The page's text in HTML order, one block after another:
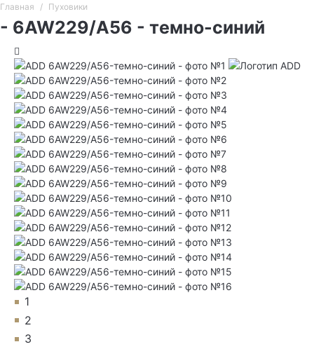
Главная Пуховики
- 6AW229/A56 - темно-синий
1
2
3